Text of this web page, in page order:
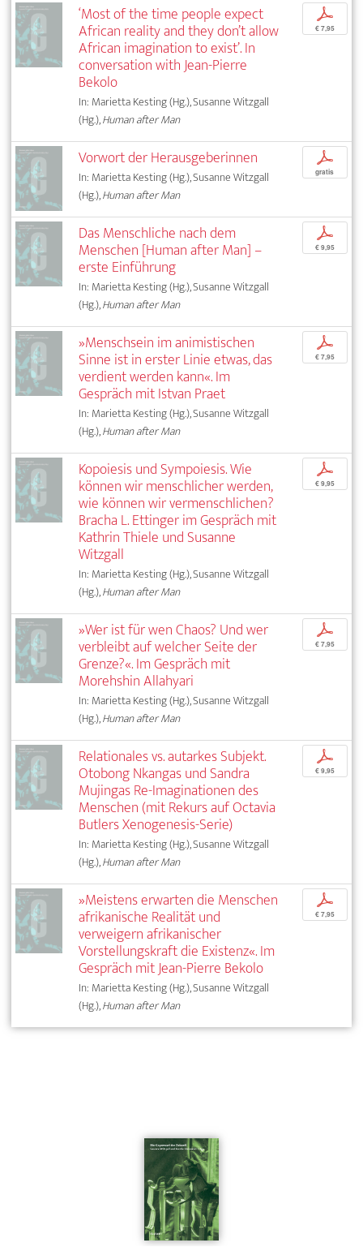
‘Most of the time people expect
African reality and they don’t allow
African imagination to exist’. In
conversation with Jean-Pierre
Bekolo
In: Marietta Kesting (Hg.), Susanne Witzgall
(Hg.),Human after Man
p
€ 7,95
Vorwort der Herausgeberinnen
In: Marietta Kesting (Hg.), Susanne Witzgall
(Hg.),Human after Man
p
gratis
Das Menschliche nach dem
Menschen [Human after Man] –
erste Einführung
In: Marietta Kesting (Hg.), Susanne Witzgall
(Hg.),Human after Man
p
€ 9,95
»Menschsein im animistischen
Sinne ist in erster Linie etwas, das
verdient werden kann«. Im
Gespräch mit Istvan Praet
In: Marietta Kesting (Hg.), Susanne Witzgall
(Hg.),Human after Man
p
€ 7,95
Kopoiesis und Sympoiesis. Wie
können wir menschlicher werden,
wie können wir vermenschlichen?
Bracha L. Ettinger im Gespräch mit
Kathrin Thiele und Susanne
Witzgall
In: Marietta Kesting (Hg.), Susanne Witzgall
(Hg.),Human after Man
p
€ 9,95
»Wer ist für wen Chaos? Und wer
verbleibt auf welcher Seite der
Grenze?«. Im Gespräch mit
Morehshin Allahyari
In: Marietta Kesting (Hg.), Susanne Witzgall
(Hg.),Human after Man
p
€ 7,95
Relationales vs. autarkes Subjekt.
Otobong Nkangas und Sandra
Mujingas Re-Imaginationen des
Menschen (mit Rekurs auf Octavia
Butlers Xenogenesis-Serie)
In: Marietta Kesting (Hg.), Susanne Witzgall
(Hg.),Human after Man
p
€ 9,95
»Meistens erwarten die Menschen
afrikanische Realität und
verweigern afrikanischer
Vorstellungskraft die Existenz«. Im
Gespräch mit Jean-Pierre Bekolo
In: Marietta Kesting (Hg.), Susanne Witzgall
(Hg.),Human after Man
p
€ 7,95